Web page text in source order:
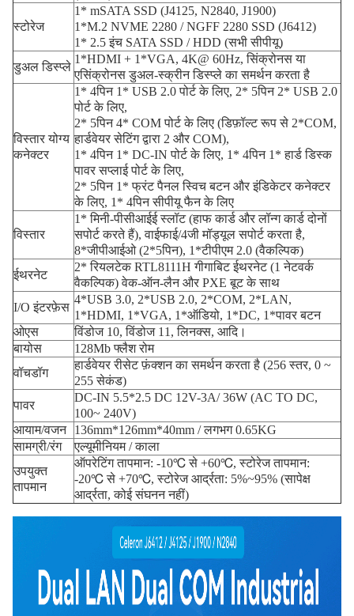
स्टोरेज
1* mSATA SSD (J4125, N2840, J1900)
1*M.2 NVME 2280 / NGFF 2280 SSD (J6412)
1* 2.5 इंच SATA SSD / HDD (सभी सीपीयू)
डुअल डिस्प्ले
1*HDMI + 1*VGA, 4K@ 60Hz, सिंक्रोनस या
एसिंक्रोनस डुअल-स्क्रीन डिस्प्ले का समर्थन करता है
विस्तार योग्य
कनेक्टर
1* 4पिन 1* USB 2.0 पोर्ट के लिए, 2* 5पिन 2* USB 2.0
पोर्ट के लिए,
2* 5पिन 4* COM पोर्ट के लिए (डिफ़ॉल्ट रूप से 2*COM,
हार्डवेयर सेटिंग द्वारा 2 और COM),
1* 4पिन 1* DC-IN पोर्ट के लिए, 1* 4पिन 1* हार्ड डिस्क
पावर सप्लाई पोर्ट के लिए,
2* 5पिन 1* फ्रंट पैनल स्विच बटन और इंडिकेटर कनेक्टर
के लिए, 1* 4पिन सीपीयू फैन के लिए
विस्तार
1* मिनी-पीसीआईई स्लॉट (हाफ कार्ड और लॉन्ग कार्ड दोनों
सपोर्ट करते हैं), वाईफाई/4जी मॉड्यूल सपोर्ट करता है,
8*जीपीआईओ (2*5पिन), 1*टीपीएम 2.0 (वैकल्पिक)
ईथरनेट
2* रियलटेक RTL8111H गीगाबिट ईथरनेट (1 नेटवर्क
वैकल्पिक) वेक-ऑन-लैन और PXE बूट के साथ
I/O इंटरफ़ेस
4*USB 3.0, 2*USB 2.0, 2*COM, 2*LAN,
1*HDMI, 1*VGA, 1*ऑडियो, 1*DC, 1*पावर बटन
ओएस
विंडोज 10, विंडोज 11, लिनक्स, आदि।
बायोस
128Mb फ्लैश रोम
वॉचडॉग
हार्डवेयर रीसेट फ़ंक्शन का समर्थन करता है (256 स्तर, 0 ~
255 सेकंड)
पावर
DC-IN 5.5*2.5 DC 12V-3A/ 36W (AC TO DC,
100~ 240V)
आयाम/वजन
136mm*126mm*40mm / लगभग 0.65KG
सामग्री/रंग
एल्यूमीनियम / काला
उपयुक्त
तापमान
ऑपरेटिंग तापमान: -10℃ से +60℃, स्टोरेज तापमान:
-20℃ से +70℃, स्टोरेज आर्द्रता: 5%~95% (सापेक्ष
आर्द्रता, कोई संघनन नहीं)